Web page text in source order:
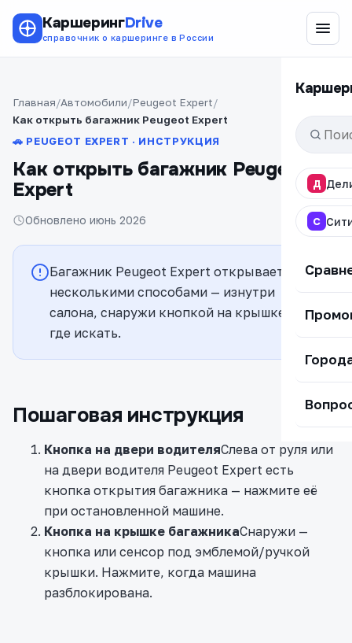
КаршерингDrive
справочник о каршеринге в России
Д
С
Главная Автомобили Peugeot Expert
Как открыть багажник Peugeot Expert
🚗 PEUGEOT EXPERT · ИНСТРУКЦИЯ
Как открыть багажник Peugeot
Expert
Обновлено июнь 2026
Багажник Peugeot Expert открывается
несколькими способами — изнутри
салона, снаружи кнопкой на крышке. Вот
где искать.
Пошаговая инструкция
Кнопка на двери водителяСлева от руля или
на двери водителя Peugeot Expert есть
кнопка открытия багажника — нажмите её
при остановленной машине.
Кнопка на крышке багажникаСнаружи —
кнопка или сенсор под эмблемой/ручкой
крышки. Нажмите, когда машина
разблокирована.